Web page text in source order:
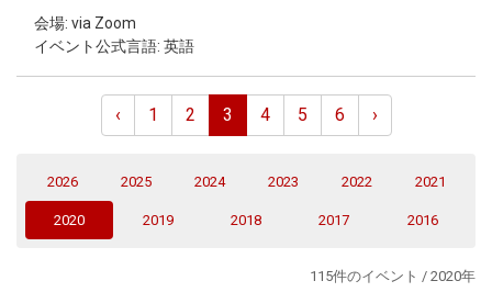
定員：1,000名 参加費：無料 対象者：どなたでもご参加いた
だけます 主催：iTHEMS、アカデミスト ZoomのURLは、イベ
ント参加お申込み後にお知らせいたします。 その他詳細、お
申し込み等は「関連リンク」よりリンク先をご参照くださ
comparable to the Schwinger pair production rate. We
analyze the foundation of the DDP method using a modern
complex technique inspired by the Lefschetz-thimble
method. We derive an alternative and more adaptive formula
that is useful even when the DDP method is inapplicable. As a
revisit a derivation of the Schwinger Mechanism of particle
production under electric fields using the DDP and our
methods. We find that the DDP method gets worse for the
still a reasonable approximation. We also study the
会場: via Zoom
イベント公式言語: 英語
‹ 1 2 3 4 5 6 ›
2026 2025 2024 2023 2022 2021
2020(current) 2019 2018 2017 2016
115件のイベント / 2020年